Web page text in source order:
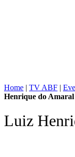
Home | TV ABF |
Henrique do Amaral
Luiz